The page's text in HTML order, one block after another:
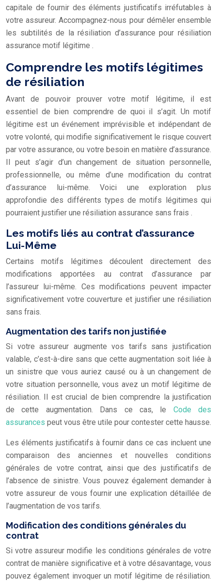
capitale de fournir des éléments justificatifs irréfutables à
votre assureur. Accompagnez-nous pour démêler ensemble
les subtilités de la résiliation d’assurance pour résiliation
assurance motif légitime
Comprendre les motifs légitimes
de résiliation
Avant de pouvoir prouver votre motif légitime, il est
essentiel de bien comprendre de quoi il s’agit. Un motif
légitime est un événement imprévisible et indépendant de
votre volonté, qui modifie significativement le risque couvert
par votre assurance, ou votre besoin en matière d’assurance.
Il peut s’agir d’un changement de situation personnelle,
professionnelle, ou même d’une modification du contrat
d’assurance lui-même. Voici une exploration plus
approfondie des différents types de motifs légitimes qui
pourraient justifier une résiliation assurance sans frais
Les motifs liés au contrat d’assurance
Lui-Même
Certains motifs légitimes découlent directement des
modifications apportées au contrat d’assurance par
l’assureur lui-même. Ces modifications peuvent impacter
significativement votre couverture et justifier une résiliation
sans frais.
Augmentation des tarifs non justifiée
Si votre assureur augmente vos tarifs sans justification
valable, c’est-à-dire sans que cette augmentation soit liée à
un sinistre que vous auriez causé ou à un changement de
votre situation personnelle, vous avez un motif légitime de
résiliation. Il est crucial de bien comprendre la justification
de cette augmentation. Dans ce cas, le Code des
assurances peut vous être utile pour contester cette hausse.
Les éléments justificatifs à fournir dans ce cas incluent une
comparaison des anciennes et nouvelles conditions
générales de votre contrat, ainsi que des justificatifs de
l’absence de sinistre. Vous pouvez également demander à
votre assureur de vous fournir une explication détaillée de
l’augmentation de vos tarifs.
Modification des conditions générales du
contrat
Si votre assureur modifie les conditions générales de votre
contrat de manière significative et à votre désavantage, vous
pouvez également invoquer un motif légitime de résiliation.